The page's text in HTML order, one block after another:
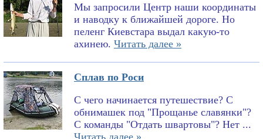
Мы запросили Центр наши координаты
и наводку к ближайшей дороге. Но
пеленг Киевстара выдал какую-то
ахинею. Читать далее »
Сплав по Роси
С чего начинается путешествие? С
обнимашек под "Прощанье славянки"?
С команды "Отдать швартовы"? Нет ...
Читать далее »